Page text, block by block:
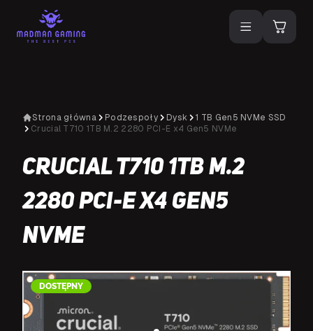
Strona główna Podzespoły Dysk
1 TB Gen5 NVMe SSD
Crucial T710 1TB M.2 2280 PCI-E x4 Gen5 NVMe
Crucial T710 1TB M.2
2280 PCI-E x4 Gen5
NVMe
DOSTĘPNY